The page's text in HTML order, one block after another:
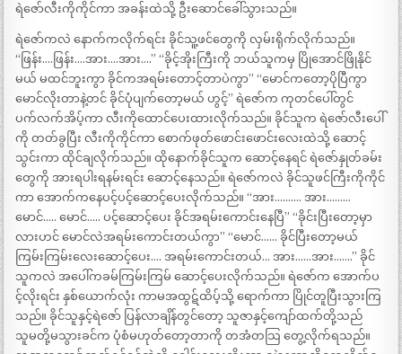
ရဲဇော်လီးကိုကိုင်ကာ အခန်းထဲသို့ ဦးဆောင်ခေါ်သွားသည်။
ရဲဇော်ကလဲ နောက်ကလိုက်ရင်း ခိုင်သူ့ဖင်တွေကို လှမ်းရိုက်လိုက်သည်။
“ဖြန်း….ဖြန်း….အား….အား….” “ခိုင့်အိုးကြီးကို ဘယ်သူကမှ ပြိုအောင်ဖြိုနိုင်
မယ် မထင်ဘူးကွာ ခိုင်ကအရမ်းတောင့်တာပဲကွာ” “မောင်ကတော့ပိုပြီကွာ
မောင်လိုးတာနဲ့တင် ခိုင်ပုံပျက်တော့မယ် ဟွင့်” ရဲဇော်က ကုတင်ပေါ်တွင်
ပက်လက်အိပ့်ကာ လီးကိုထောင်ပေးထားလိုက်သည်။ ခိုင်သူက ရဲဇော်လီးပေါ်
ကို တတ်ခွပြီး လီးကိုကိုင်ကာ စောက်ဖုတ်ဖောင်းဖောင်းလေးထဲသို့ ဆောင့်
သွင်းကာ ထိုင်ချလိုက်သည်။ ထိုနောက်ခိုင်သူက ဆောင့်နေရင် ရဲဇော်နှုတ်ခမ်း
တွေကို အားရပါးရနမ်းရင်း ဆောင့်နေသည်။ ရဲဇော်ကလဲ ခိုင်သူဖင်ကြီးကိုကိုင်
ကာ အောက်ကနေပင့်ပင့်ဆောင့်ပေးလိုက်သည်။ “အား………. အား………
မောင်….. မောင်….. ပင့်ဆောင့်ပေး ခိုင်အရမ်းကောင်းနေပြီ” “ခိုင်းပြီးတော့မှာ
လားဟင် မောင်လဲအရမ်းကောင်းတယ်ကွာ” “မောင်…… ခိုင်ပြီးတော့မယ်
ကြမ်းကြမ်းလေးဆောင့်ပေး…. အရမ်းကောင်းတယ်… အား……အား…….” ခိုင်
သူကလဲ အပေါ်ကခမ်ကြမ်းကြမ် ဆောင့်ပေးလိုက်သည်။ ရဲဇော်က အောက်ပ
င့်လိုးရင်း နှစ်ယောက်လုံး ကာမအထွဋ်ထိပ့်သို့ ရောက်ကာ ပြိုင်တူပြီးသွားကြ
သည်။ ခိုင်သူနှင့်ရဲဇော် ပြန်လာချိန်တွင်တော့ သူဇာနှင့်ကျော်ထက်တို့သည်
သူမတို့မသွားခင်က ပုံစံမဟုတ်တော့တာကို တအံတသြ တွေ့လိုက်ရသည်။